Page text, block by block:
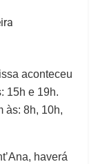
aconteceu
15h e 19h.
às: 8h, 10h,
haverá